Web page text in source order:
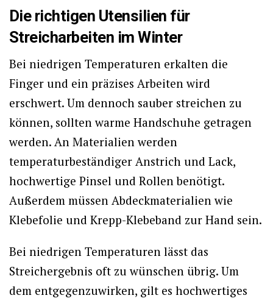
Die richtigen Utensilien für
Streicharbeiten im Winter
Bei niedrigen Temperaturen erkalten die
Finger und ein präzises Arbeiten wird
erschwert. Um dennoch sauber streichen zu
können, sollten warme Handschuhe getragen
werden. An Materialien werden
temperaturbeständiger Anstrich und Lack,
hochwertige Pinsel und Rollen benötigt.
Außerdem müssen Abdeckmaterialien wie
Klebefolie und Krepp-Klebeband zur Hand sein.
Bei niedrigen Temperaturen lässt das
Streichergebnis oft zu wünschen übrig. Um
dem entgegenzuwirken, gilt es hochwertiges